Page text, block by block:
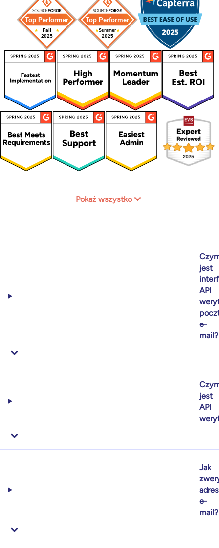
Pokaż wszystko
jest
API
e-
mail?
jest
API
Jak
adres
e-
mail?